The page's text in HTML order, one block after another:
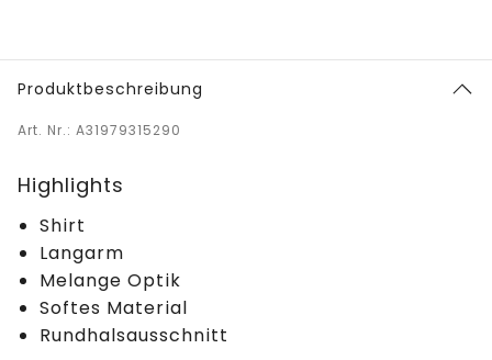
Produktbeschreibung
Art. Nr.: A31979315290
Highlights
Shirt
Langarm
Melange Optik
Softes Material
Rundhalsausschnitt